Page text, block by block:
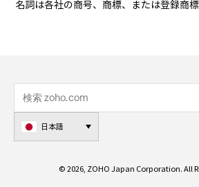
名詞は各社の商号、商標、または登録商標
日本語
© 2026, ZOHO Japan Corporation. All